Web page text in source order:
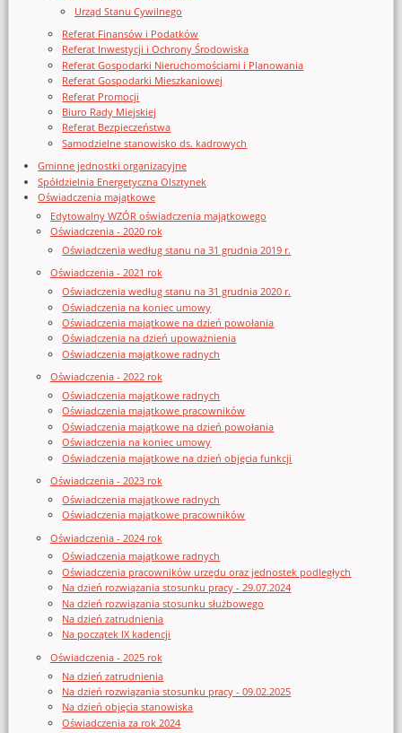
Urząd Stanu Cywilnego
Referat Finansów i Podatków
Referat Inwestycji i Ochrony Środowiska
Referat Gospodarki Nieruchomościami i Planowania
Referat Gospodarki Mieszkaniowej
Referat Promocji
Biuro Rady Miejskiej
Referat Bezpieczeństwa
Samodzielne stanowisko ds. kadrowych
Gminne jednostki organizacyjne
Spółdzielnia Energetyczna Olsztynek
Oświadczenia majątkowe
Edytowalny WZÓR oświadczenia majątkowego
Oświadczenia - 2020 rok
Oświadczenia według stanu na 31 grudnia 2019 r.
Oświadczenia - 2021 rok
Oświadczenia według stanu na 31 grudnia 2020 r.
Oświadczenia na koniec umowy
Oświadczenia majątkowe na dzień powołania
Oświadczenia na dzień upoważnienia
Oświadczenia majątkowe radnych
Oświadczenia - 2022 rok
Oświadczenia majątkowe radnych
Oświadczenia majątkowe pracowników
Oświadczenia majątkowe na dzień powołania
Oświadczenia na koniec umowy
Oświadczenia majątkowe na dzień objęcia funkcji
Oświadczenia - 2023 rok
Oświadczenia majątkowe radnych
Oświadczenia majątkowe pracowników
Oświadczenia - 2024 rok
Oświadczenia majątkowe radnych
Oświadczenia pracowników urzędu oraz jednostek podległych
Na dzień rozwiązania stosunku pracy - 29.07.2024
Na dzień rozwiązania stosunku służbowego
Na dzień zatrudnienia
Na początek IX kadencji
Oświadczenia - 2025 rok
Na dzień zatrudnienia
Na dzień rozwiązania stosunku pracy - 09.02.2025
Na dzień objęcia stanowiska
Oświadczenia za rok 2024